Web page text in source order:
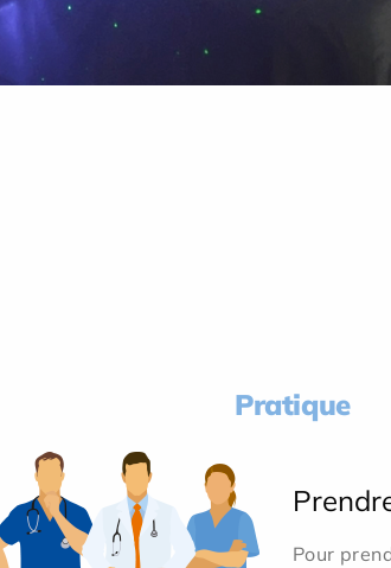
Pratique
Pour